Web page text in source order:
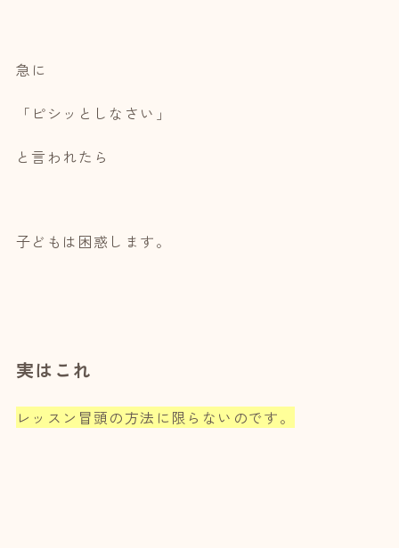
急に
「ピシッとしなさい」
と言われたら
子どもは困惑します。
実はこれ
レッスン冒頭の方法に限らないのです。